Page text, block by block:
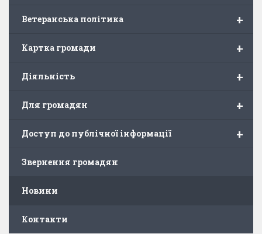
+
Ветеранська політика
+
Картка громади
+
Діяльність
+
Для громадян
+
Доступ до публічної інформації
Звернення громадян
Новини
Контакти